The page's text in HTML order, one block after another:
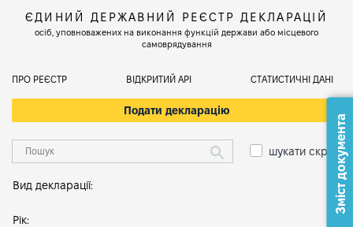
ЄДИНИЙ ДЕРЖАВНИЙ РЕЄСТР ДЕКЛАРАЦІЙ
осіб, уповноважених на виконання функцій держави або місцевого
самоврядування
ПРО РЕЄСТР ВІДКРИТИЙ АРІ СТАТИСТИЧНІ ДАНІ
Подати декларацію
шукати скрізь
Вид декларації:
Рік:
Зміст документа